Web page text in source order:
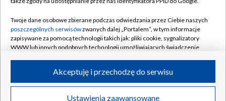
Rada Programowa
System NOS
Informacje o nadawcy
Program dla prasy
Kontakt
Kanały
©2026 Telewizja Polska S.A. w likwidacji
Twoje dane osobowe zbierane podczas odwiedzania przez Ciebie naszych
poszczególnych serwisówzwanych dalej „Portalem”, w tym informacje
zapisywane za pomocą technologii takich jak: pliki cookie, sygnalizatory
WWW lub innych podobnych technologii umożliwiających świadczenie
ruchu w Internecie.
Twoje dane osobowe zbierane podczas odwiedzania przez Ciebie
Ustawienia zaawansowane
Akceptuję i przechodzę do serwisu